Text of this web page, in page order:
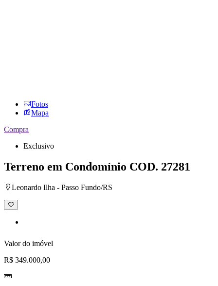
Fotos
Mapa
Compra
Exclusivo
Terreno em Condomínio COD. 27281
Leonardo Ilha - Passo Fundo/RS
Adicionar
à
Valor do imóvel
R$ 349.000,00